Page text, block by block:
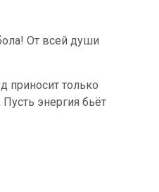
От всей души
приносит только
энергия бьёт